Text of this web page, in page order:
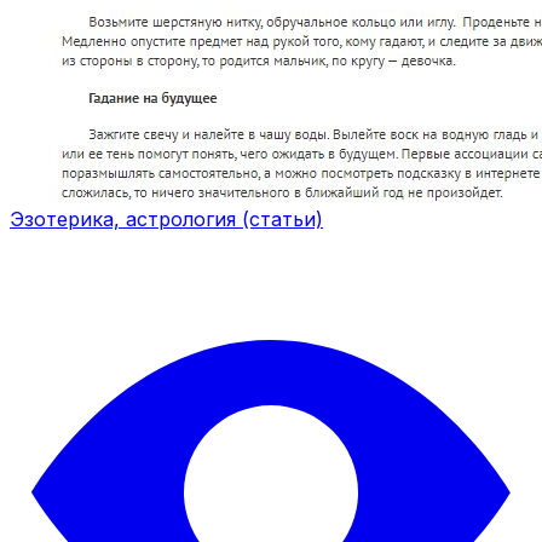
Эзотерика, астрология (статьи)